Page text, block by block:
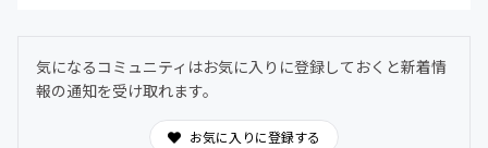
気になるコミュニティはお気に入りに登録しておくと新着情
報の通知を受け取れます。
お気に入りに登録する